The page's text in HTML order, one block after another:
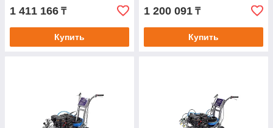
1 411 166 ₸
Купить
1 200 091 ₸
Купить